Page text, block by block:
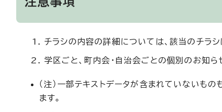
チラシの内容の詳細については、該当のチラ
学区ごと、町内会・自治会ごとの個別のお知ら
（注）一部テキストデータが含まれていないも
ます。